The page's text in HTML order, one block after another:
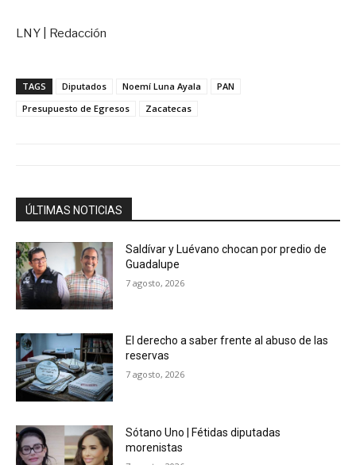
LNY | Redacción
TAGS Diputados Noemí Luna Ayala
PAN
Presupuesto de Egresos
Zacatecas
ÚLTIMAS NOTICIAS
Saldívar y Luévano chocan por predio de
Guadalupe
7 agosto, 2026
El derecho a saber frente al abuso de las
reservas
7 agosto, 2026
Sótano Uno | Fétidas diputadas
morenistas